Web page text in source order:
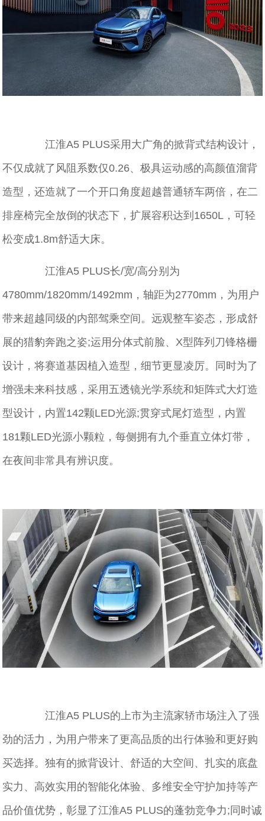
江淮A5 PLUS采用大广角的掀背式结构设计，
不仅成就了风阻系数仅0.26、极具运动感的高颜值溜背
造型，还造就了一个开口角度超越普通轿车两倍，在二
排座椅完全放倒的状态下，扩展容积达到1650L，可轻
松变成1.8m舒适大床。
江淮A5 PLUS长/宽/高分别为
4780mm/1820mm/1492mm，轴距为2770mm，为用户
带来超越同级的内部驾乘空间。远观整车姿态，形成舒
展的猎豹奔跑之姿;运用分体式前脸、X型阵列刀锋格栅
设计，将赛道基因植入造型，细节更显凌厉。同时为了
增强未来科技感，采用五透镜光学系统和矩阵式大灯造
型设计，内置142颗LED光源;贯穿式尾灯造型，内置
181颗LED光源小颗粒，每侧拥有九个垂直立体灯带，
在夜间非常具有辨识度。
江淮A5 PLUS的上市为主流家轿市场注入了强
劲的活力，为用户带来了更高品质的出行体验和更好购
买选择。独有的掀背设计、舒适的大空间、扎实的底盘
实力、高效实用的智能化体验、多维安全守护加持等产
品价值优势，彰显了江淮A5 PLUS的蓬勃竞争力;同时诚